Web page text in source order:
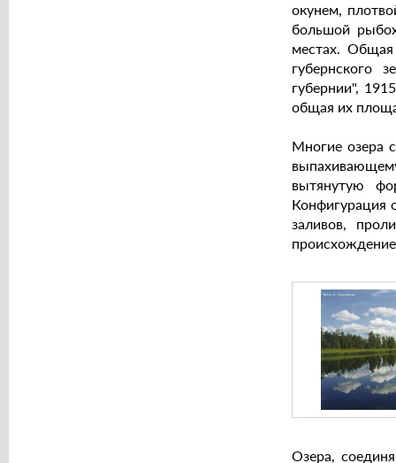
окунем,
большой
местах.
губернского
губернии",
общая их
Многие озера
вытянутую
Конфигурация
заливов,
Озера,